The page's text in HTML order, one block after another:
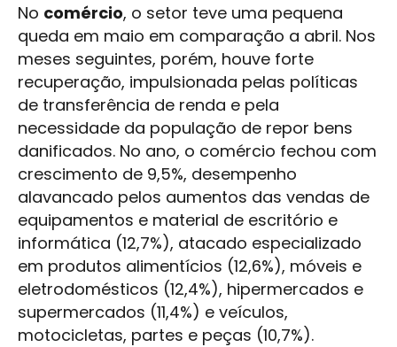
No comércio, o setor teve uma pequena
queda em maio em comparação a abril. Nos
meses seguintes, porém, houve forte
recuperação, impulsionada pelas políticas
de transferência de renda e pela
necessidade da população de repor bens
danificados. No ano, o comércio fechou com
crescimento de 9,5%, desempenho
alavancado pelos aumentos das vendas de
equipamentos e material de escritório e
informática (12,7%), atacado especializado
em produtos alimentícios (12,6%), móveis e
eletrodomésticos (12,4%), hipermercados e
supermercados (11,4%) e veículos,
motocicletas, partes e peças (10,7%).